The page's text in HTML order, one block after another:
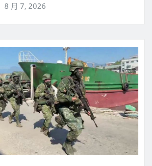
8 月 7, 2026